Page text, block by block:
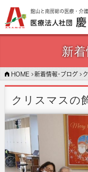
館山と南房総の医療・介
新
HOME 新着情報･ブログ
クリスマスの